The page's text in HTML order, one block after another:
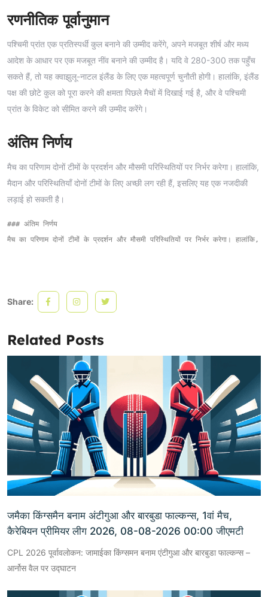
रणनीतिक पूर्वानुमान
पश्चिमी प्रांत एक प्रतिस्पर्धी कुल बनाने की उम्मीद करेंगे, अपने मजबूत शीर्ष और मध्य
आदेश के आधार पर एक मजबूत नींव बनाने की उम्मीद है। यदि वे 280-300 तक पहुँच
सकते हैं, तो यह क्वाझुलू-नाटल इंलैंड के लिए एक महत्वपूर्ण चुनौती होगी। हालांकि, इंलैंड
पक्ष की छोटे कुल को पूरा करने की क्षमता पिछले मैचों में दिखाई गई है, और वे पश्चिमी
प्रांत के विकेट को सीमित करने की उम्मीद करेंगे।
अंतिम निर्णय
मैच का परिणाम दोनों टीमों के प्रदर्शन और मौसमी परिस्थितियों पर निर्भर करेगा। हालांकि,
मैदान और परिस्थितियाँ दोनों टीमों के लिए अच्छी लग रही हैं, इसलिए यह एक नजदीकी
लड़ाई हो सकती है।
### अंतिम निर्णय
Share:
Related Posts
जमैका किंग्समैन बनाम अंटीगुआ और बारबुडा फाल्कन्स, 1वां मैच,
कैरेबियन प्रीमियर लीग 2026, 08-08-2026 00:00 जीएमटी
CPL 2026 पूर्वावलोकन: जामाईका किंग्समन बनाम एंटीगुआ और बारबुडा फाल्कन्स –
आर्नोस वैल पर उद्घाटन